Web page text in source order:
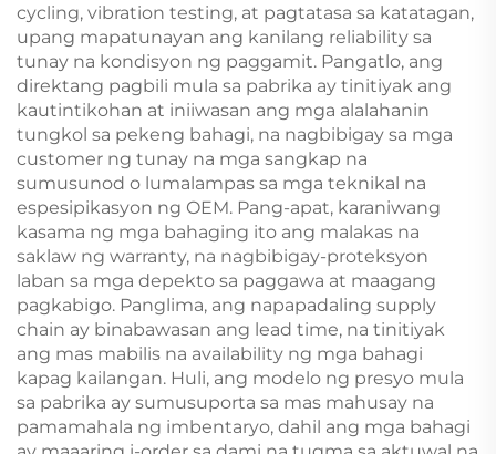
cycling, vibration testing, at pagtatasa sa katatagan,
upang mapatunayan ang kanilang reliability sa
tunay na kondisyon ng paggamit. Pangatlo, ang
direktang pagbili mula sa pabrika ay tinitiyak ang
kautintikohan at iniiwasan ang mga alalahanin
tungkol sa pekeng bahagi, na nagbibigay sa mga
customer ng tunay na mga sangkap na
sumusunod o lumalampas sa mga teknikal na
espesipikasyon ng OEM. Pang-apat, karaniwang
kasama ng mga bahaging ito ang malakas na
saklaw ng warranty, na nagbibigay-proteksyon
laban sa mga depekto sa paggawa at maagang
pagkabigo. Panglima, ang napapadaling supply
chain ay binabawasan ang lead time, na tinitiyak
ang mas mabilis na availability ng mga bahagi
kapag kailangan. Huli, ang modelo ng presyo mula
sa pabrika ay sumusuporta sa mas mahusay na
pamamahala ng imbentaryo, dahil ang mga bahagi